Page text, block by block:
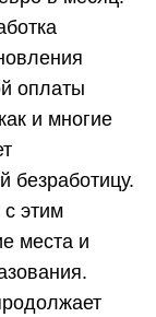
оплаты
и многие
безработицу.
с этим
места и